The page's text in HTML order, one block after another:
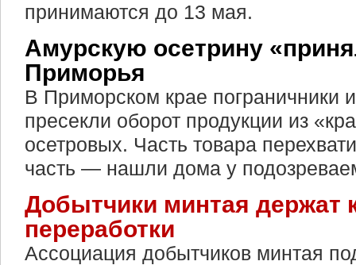
принимаются до 13 мая.
Амурскую осетрину
Приморья
В Приморском крае пограничники
пресекли оборот продукции из
осетровых. Часть товара
часть — нашли дома у
Добытчики минтая держат
переработки
Ассоциация добытчиков минтая